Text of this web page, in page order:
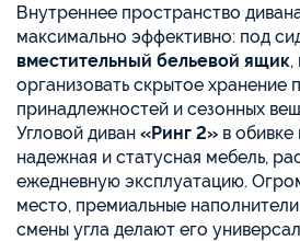
Внутреннее пространство
максимально эффективно: под
вместительный бельевой ящик,
организовать скрытое хранение
принадлежностей и сезонных
Угловой диван «Ринг 2» в
надежная и статусная мебель,
ежедневную эксплуатацию.
место, премиальные
смены угла делают его